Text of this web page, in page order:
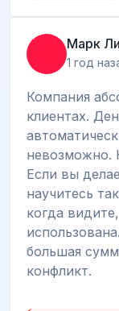
Марк
1 год
Компания
клиентах.
невозможно.
Если вы
научитесь
когда
большая
конфликт.